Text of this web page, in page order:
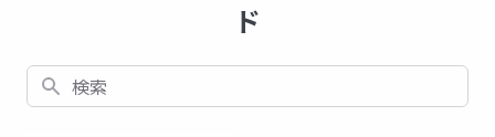
ド
検索